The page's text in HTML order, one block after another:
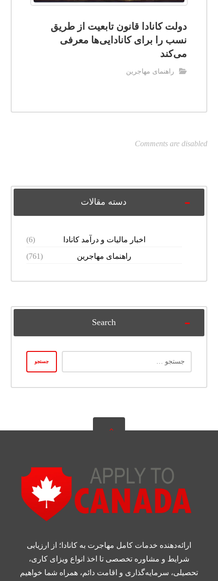
دولت کانادا قانون تابعیت از طریق
نسب را برای کانادایی‌ها معرفی
می‌کند
راهنمای مهاجرین
Comments are disabled
دسته مقالات
اخبار مالیات و درآمد کانادا
(6)
راهنمای مهاجرین
(761)
Search
ارائه‌دهنده خدمات کامل مهاجرت به کانادا؛ از ارزیابی
شرایط و مشاوره تخصصی تا اخذ انواع ویزای کاری،
تحصیلی، سرمایه‌گذاری و اقامت دائم، همراه شما خواهیم